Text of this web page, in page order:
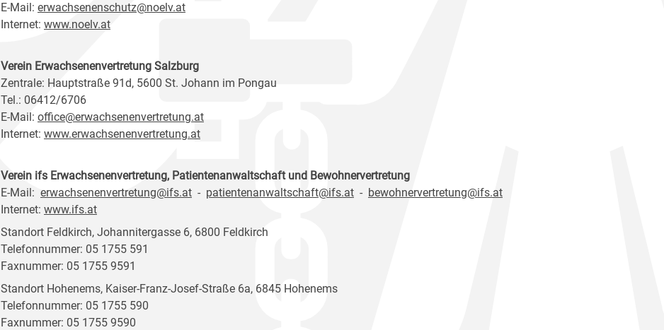
E-Mail: erwachsenenschutz@noelv.at
Internet: www.noelv.at
Verein Erwachsenenvertretung Salzburg
Zentrale: Hauptstraße 91d, 5600 St. Johann im Pongau
Tel.: 06412/6706
E-Mail: office@erwachsenenvertretung.at
Internet: www.erwachsenenvertretung.at
Verein ifs Erwachsenenvertretung, Patientenanwaltschaft und Bewohnervertretung
E-Mail: erwachsenenvertretung@ifs.at - patientenanwaltschaft@ifs.at - bewohnervertretung@ifs.at
Internet: www.ifs.at
Standort Feldkirch, Johannitergasse 6, 6800 Feldkirch
Telefonnummer: 05 1755 591
Faxnummer: 05 1755 9591
Standort Hohenems, Kaiser-Franz-Josef-Straße 6a, 6845 Hohenems
Telefonnummer: 05 1755 590
Faxnummer: 05 1755 9590